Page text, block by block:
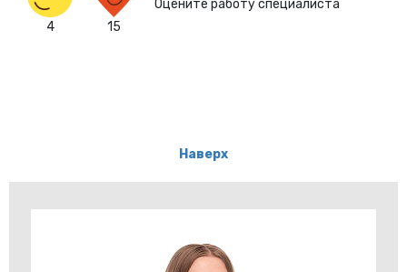
4 15
Оцените работу специалиста
Наверх